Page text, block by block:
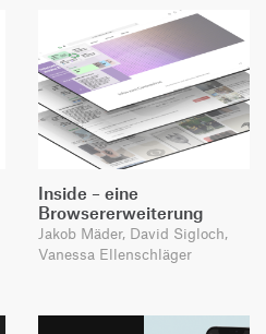
Inside – eine
Browsererweiterung
Jakob Mäder, David Sigloch,
Vanessa Ellenschläger